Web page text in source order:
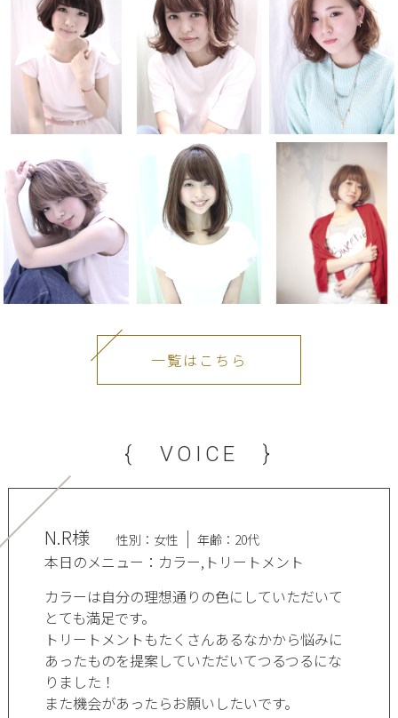
一覧はこちら
{ VOICE }
N.R様 性別：女性 年齢：20代
本日のメニュー：カラー,トリートメント
カラーは自分の理想通りの色にしていただいて
とても満足です。
トリートメントもたくさんあるなかから悩みに
あったものを提案していただいてつるつるにな
りました！
また機会があったらお願いしたいです。